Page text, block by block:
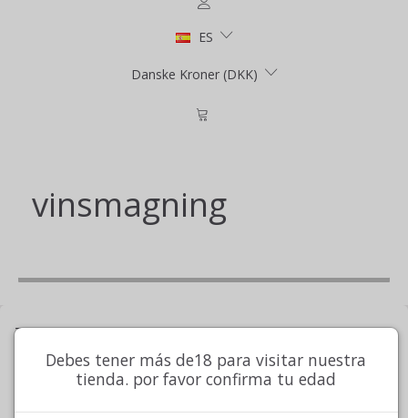
ES
Danske Kroner (DKK)
vinsmagning
TOPSÆLGERE
Debes tener más de18 para visitar nuestra
tienda. por favor confirma tu edad